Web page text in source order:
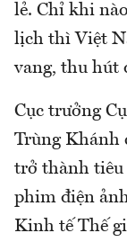
lẻ. Chỉ khi
lịch thì Việt
vang, thu hút
Cục trưởng
Trùng Khánh
trở thành tiêu
phim điện
Kinh tế Thế